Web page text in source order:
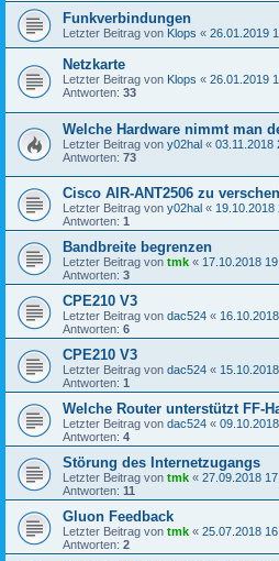
Funkverbindungen
Letzter Beitrag von Klops « 26.01.2019
Netzkarte
Letzter Beitrag von Klops « 26.01.2019
Antworten: 33
Welche Hardware nimmt man
Letzter Beitrag von y02hal « 03.11.2018
Antworten: 73
Cisco AIR-ANT2506 zu
Letzter Beitrag von y02hal « 19.10.2018
Antworten: 1
Bandbreite begrenzen
Letzter Beitrag von tmk « 17.10.2018
Antworten: 3
CPE210 V3
Letzter Beitrag von dac524 «
Antworten: 6
CPE210 V3
Letzter Beitrag von dac524 «
Antworten: 1
Welche Router unterstützt FF-
Letzter Beitrag von dac524 «
Antworten: 4
Störung des Internetzugangs
Letzter Beitrag von tmk « 27.09.2018
Antworten: 11
Gluon Feedback
Letzter Beitrag von tmk « 25.07.2018
Antworten: 2